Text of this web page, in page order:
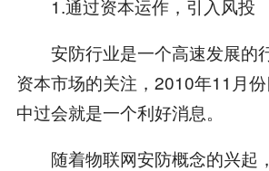
1.通过资本运作，引入风投
安防行业是一个高速发展的
资本市场的关注，2010年11月
中过会就是一个利好消息。
随着物联网安防概念的兴起